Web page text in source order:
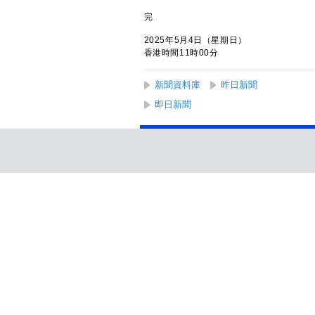
完
2025年5月4日（星期日）
香港時間11時00分
新聞資料庫 昨日新聞
即日新聞